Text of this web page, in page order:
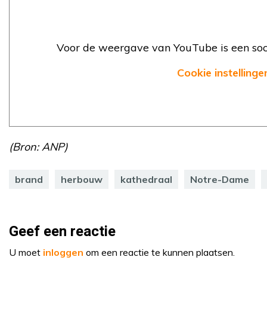
Voor de weergave van YouTube is een
Cookie
(Bron: ANP)
brand herbouw kathedraal Notre-Dame
Geef een reactie
U moet inloggen om een reactie te kunnen plaatsen.